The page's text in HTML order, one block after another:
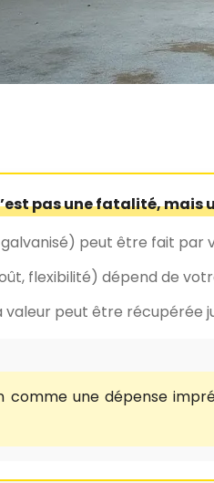
pas une fatalité,
peut être fait
flexibilité) dépend de
peut être récupérée
une dépense